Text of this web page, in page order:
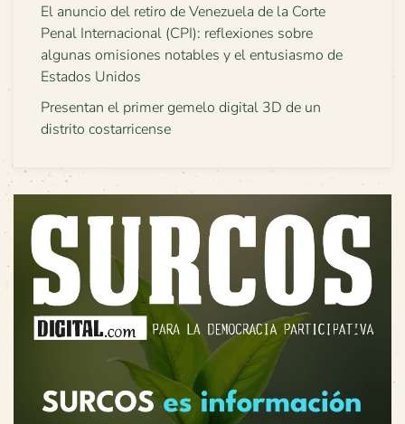
El anuncio del retiro de Venezuela de la Corte
Penal Internacional (CPI): reflexiones sobre
algunas omisiones notables y el entusiasmo de
Estados Unidos
Presentan el primer gemelo digital 3D de un
distrito costarricense